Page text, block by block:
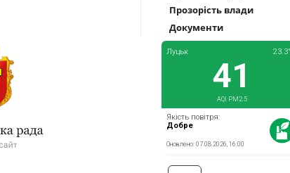
Прозорість влади
Документи